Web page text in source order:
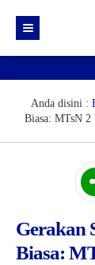
Berita
Sejarah
Struktur
Guru &
Raport
Simpatika
Kesiswaan
PMBM 2026/
Anda disini :
Biasa: MTsN 2
Gerakan
Biasa: